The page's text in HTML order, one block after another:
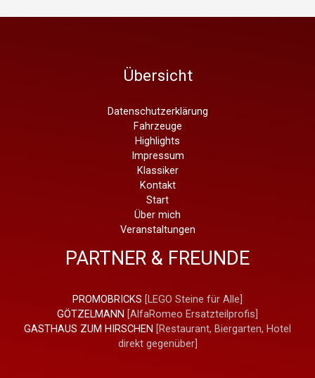
Übersicht
Datenschutzerklärung
Fahrzeuge
Highlights
Impressum
Klassiker
Kontakt
Start
Über mich
Veranstaltungen
PARTNER & FREUNDE
PROMOBRICKS [LEGO Steine für Alle]
GÖTZELMANN [AlfaRomeo Ersatzteilprofis]
GASTHAUS ZUM HIRSCHEN [Restaurant, Biergarten, Hotel
direkt gegenüber]